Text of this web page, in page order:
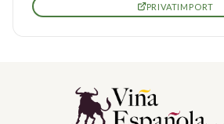
PRIVATIMPORT